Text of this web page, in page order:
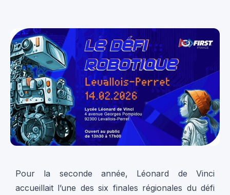
Pour la seconde année, Léonard de Vinci
accueillait l’une des six finales régionales du défi